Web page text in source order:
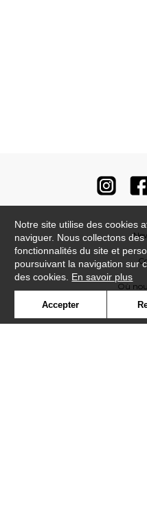
Où
Notre site utilise des cookies
naviguer. Nous collectons
fonctionnalités du site et
poursuivant la navigation sur
des cookies. En savoir plus
Accepter